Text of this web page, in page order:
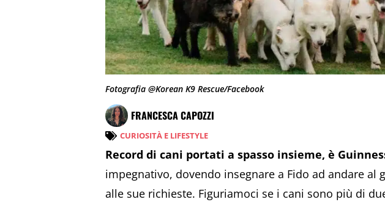
Fotografia @Korean K9 Rescue/Facebook
FRANCESCA CAPOZZI
CURIOSITÀ E LIFESTYLE
Record di cani portati a spasso insieme, è
impegnativo, dovendo insegnare a Fido ad andare
alle sue richieste. Figuriamoci se i cani sono più di